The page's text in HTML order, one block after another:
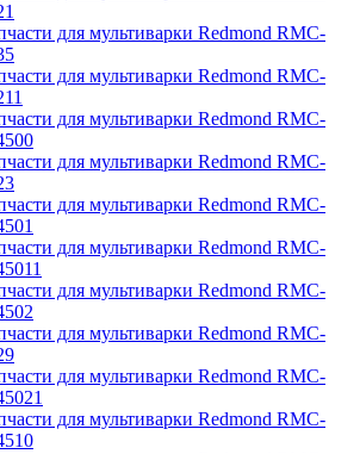
для мультиварки Redmond RMC-
для мультиварки Redmond RMC-
для мультиварки Redmond RMC-
для мультиварки Redmond RMC-
для мультиварки Redmond RMC-
для мультиварки Redmond RMC-
для мультиварки Redmond RMC-
для мультиварки Redmond RMC-
для мультиварки Redmond RMC-
для мультиварки Redmond RMC-